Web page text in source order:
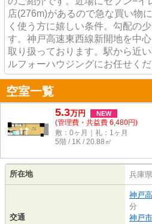
店(276m)があるので急な買い物
く使う方に嬉しい条件。勾配の
す。神戸高速東西線新開地を中
取り扱っております。駅から近
ルフォーハウジングにお任せくだ
空室一覧
5.3万円 NEW
(管理費・共益費 6,480円)
敷：0ヶ月｜礼：1ヶ月
5階 / 1K / 20.88㎡
所在地 兵庫県
交通
神戸
分
神戸